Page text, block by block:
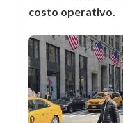
costo operativo.